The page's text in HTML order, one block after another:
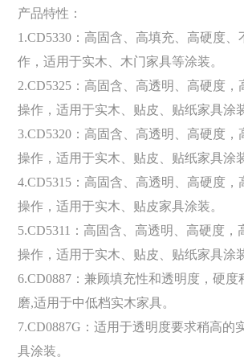
产品特性：
1.CD5330：高固含、高填充、高硬度、
作，适用于实木、木门家具等涂装。
2.CD5325：高固含、高透明、高硬度，
操作，适用于实木、贴皮、贴纸家具涂
3.CD5320：高固含、高透明、高硬度，
操作，适用于实木、贴皮、贴纸家具涂
4.CD5315：高固含、高透明、高硬度，
操作，适用于实木、贴皮家具涂装。
5.CD5311：高固含、高透明、高硬度，
操作，适用于实木、贴皮、贴纸家具涂
6.CD0887：兼顾填充性和透明度，硬
磨,适用于中低档实木家具。
7.CD0887G：适用于透明度要求稍高的
具涂装。